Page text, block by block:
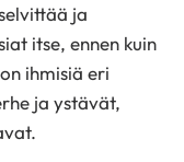
ja
itse, ennen kuin
ihmisiä eri
ja ystävät,